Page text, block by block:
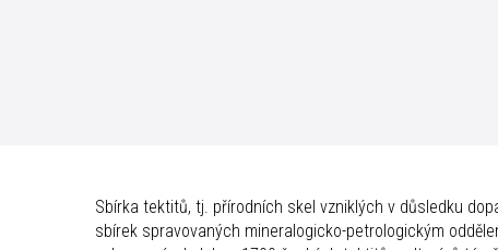
Sbírka tektitů, tj. přírodních skel vzniklých v důsledku
sbírek spravovaných mineralogicko-petrologickým